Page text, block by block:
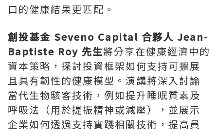
口的健康結果更匹配。
創投基金 Seveno Capital 合夥人 Jean-
Baptiste Roy 先生將分享在健康經濟中的
資本策略，探討投資框架如何支持可擴展
且具有韌性的健康模型。演講將深入討論
當代生物駭客技術，例如提升睡眠質素及
呼吸法（用於提振精神或減壓），並展示
企業如何透過支持實踐相關技術，提高員